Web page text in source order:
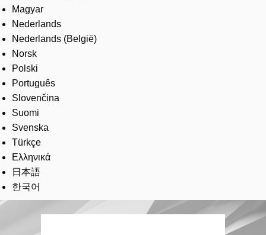
Magyar
Nederlands
Nederlands (België)
Norsk
Polski
Português
Slovenčina
Suomi
Svenska
Türkçe
Ελληνικά
日本語
한국어